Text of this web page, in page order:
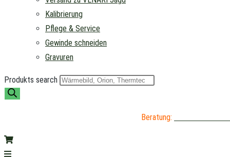
Kalibrierung
Pflege & Service
Gewinde schneiden
Gravuren
Produkts search
Beratung: